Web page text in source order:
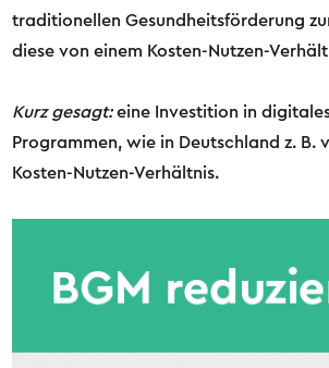
traditionellen Gesundheitsförderung
diese von einem Kosten-Nutzen-
Kurz gesagt:eine Investition in
Programmen, wie in Deutschland z.
Kosten-Nutzen-Verhältnis.